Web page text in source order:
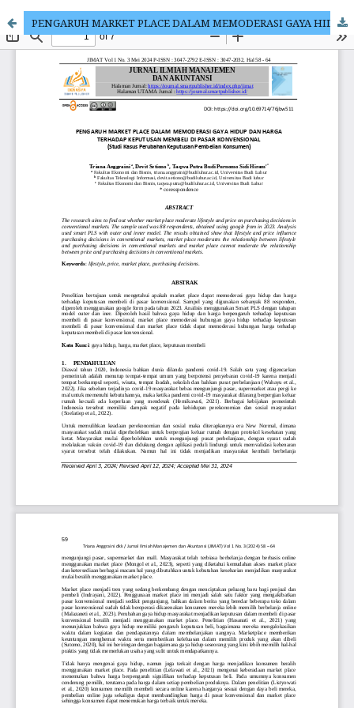
PENGARUH MARKET PLACE DALAM MEMODERASI GAYA HIDUP DAN HARGA TERHADAP KEPUTUSAN MEMBELI DI PASAR KONVENSIONAL